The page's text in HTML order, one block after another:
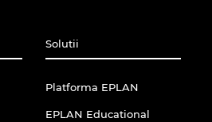
Solutii
Platforma EPLAN
EPLAN Educational